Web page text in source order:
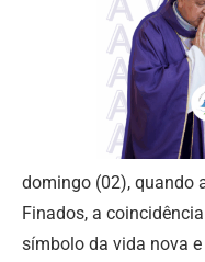
domingo (02), quando
Finados, a
símbolo da vida nova